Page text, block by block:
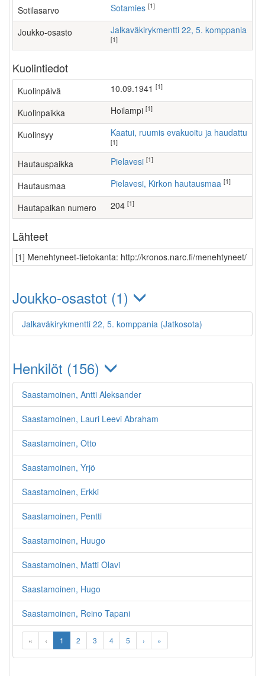
Sotilasarvo Sotamies [1]
Joukko-osasto Jalkaväkirykmentti 22, 5. komppania
[1]
Kuolintiedot
Kuolinpäivä 10.09.1941 [1]
Kuolinpaikka Hoilampi [1]
Kuolinsyy Kaatui, ruumis evakuoitu ja haudattu
[1]
Hautauspaikka Pielavesi [1]
Hautausmaa Pielavesi, Kirkon hautausmaa [1]
Hautapaikan numero 204 [1]
Lähteet
[1] Menehtyneet-tietokanta: http://kronos.narc.fi/menehtyneet/
Joukko-osastot (1)
Jalkaväkirykmentti 22, 5. komppania (Jatkosota)
Henkilöt (156)
Saastamoinen, Antti Aleksander
Saastamoinen, Lauri Leevi Abraham
Saastamoinen, Otto
Saastamoinen, Yrjö
Saastamoinen, Erkki
Saastamoinen, Pentti
Saastamoinen, Huugo
Saastamoinen, Matti Olavi
Saastamoinen, Hugo
Saastamoinen, Reino Tapani
« ‹ 1 2 3 4 5 › »